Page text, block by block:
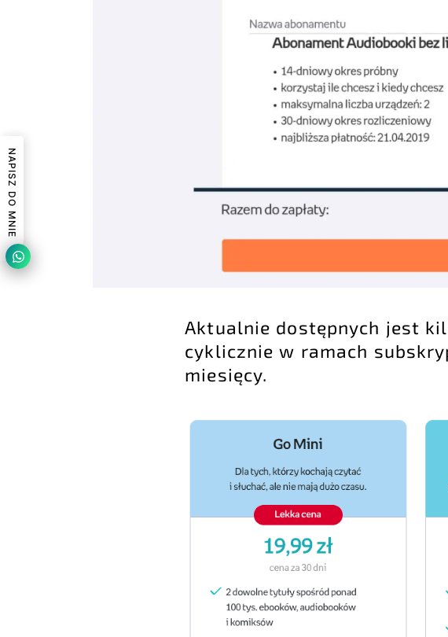
Aktualnie dostępnych jest
cyklicznie w ramach
miesięcy.
NAPISZ DO MNIE